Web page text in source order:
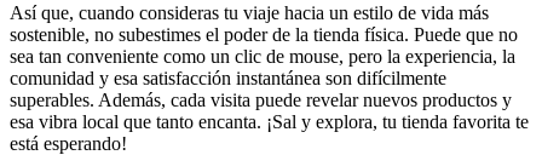
Así que, cuando consideras tu viaje hacia un estilo de vida más
sostenible, no subestimes el poder de la tienda física. Puede que no
sea tan conveniente como un clic de mouse, pero la experiencia, la
comunidad y esa satisfacción instantánea son difícilmente
superables. Además, cada visita puede revelar nuevos productos y
esa vibra local que tanto encanta. ¡Sal y explora, tu tienda favorita te
está esperando!